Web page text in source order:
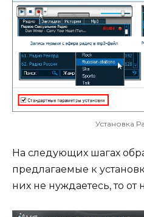
Установка
На следующих шагах
предлагаемые к
них не нуждаетесь, то от